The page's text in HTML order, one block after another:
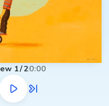
1/20:00